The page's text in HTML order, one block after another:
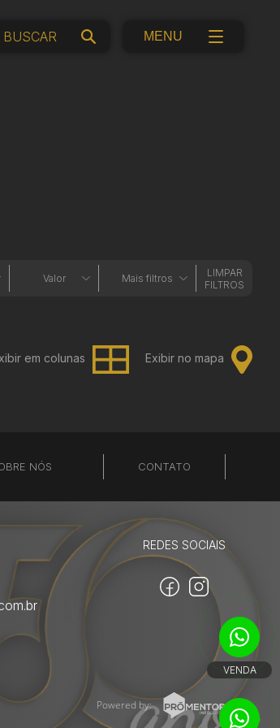
MENU
Valor Mais filtros
LIMPAR
FILTROS
em colunas Exibir no mapa
NÓS CONTATO
REDES SOCIAIS
Powered by:
VENDA